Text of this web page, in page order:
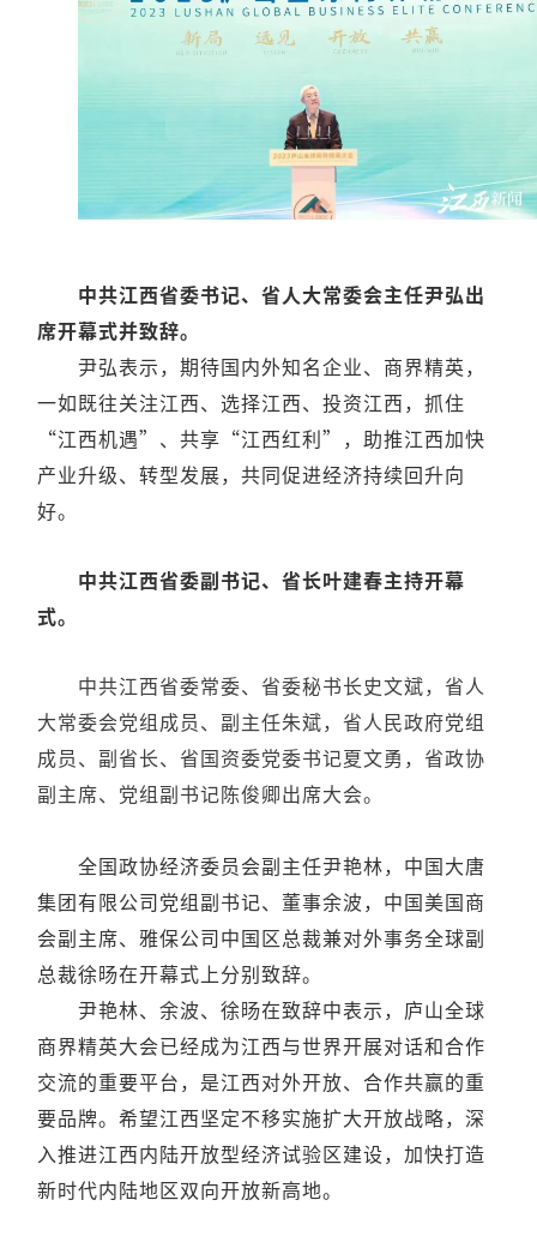
中共江西省委书记、省人大常委会主任尹弘出
席开幕式并致辞。
尹弘表示，期待国内外知名企业、商界精英，
一如既往关注江西、选择江西、投资江西，抓住
“江西机遇”、共享“江西红利”，助推江西加快
产业升级、转型发展，共同促进经济持续回升向
好。
中共江西省委副书记、省长叶建春主持开幕
式。
中共江西省委常委、省委秘书长史文斌，省人
大常委会党组成员、副主任朱斌，省人民政府党组
成员、副省长、省国资委党委书记夏文勇，省政协
副主席、党组副书记陈俊卿出席大会。
全国政协经济委员会副主任尹艳林， 中国大唐
集团有限公司党组副书记、董事余波，中国美国商
会副主席、雅保公司中国区总裁兼对外事务全球副
总裁徐旸在开幕式上分别致辞。
尹艳林、余波、徐旸在致辞中表示，庐山全球
商界精英大会已经成为江西与世界开展对话和合作
交流的重要平台，是江西对外开放、合作共赢的重
要品牌。希望江西坚定不移实施扩大开放战略，深
入推进江西内陆开放型经济试验区建设，加快打造
新时代内陆地区双向开放新高地。